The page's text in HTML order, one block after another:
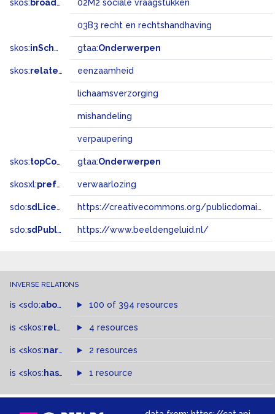
skos: broadMatch 02M2 sociale vraagstukken
03B3 recht en rechtshandhaving
skos:inScheme gtaa:Onderwerpen
skos:related eenzaamheid
lichaamsverzorging
mishandeling
verpaupering
skos:topConceptOf gtaa:Onderwerpen
skosxl:prefLabel verwaarlozing
sdo:sdLicense https://creativecommons.org/publicdomain/zero/1.0/
sdo:sdPublisher https://www.beeldengeluid.nl/
INVERSE RELATIONS
is <sdo:about of 100 of 394 resources
is <skos:related > of4 resources
is <skos:narrowMatch >of
2 resources
is <skos: hasTopConcept >of
1 resource